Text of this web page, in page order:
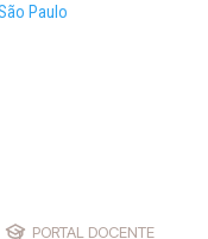
PORTAL DOCENTE